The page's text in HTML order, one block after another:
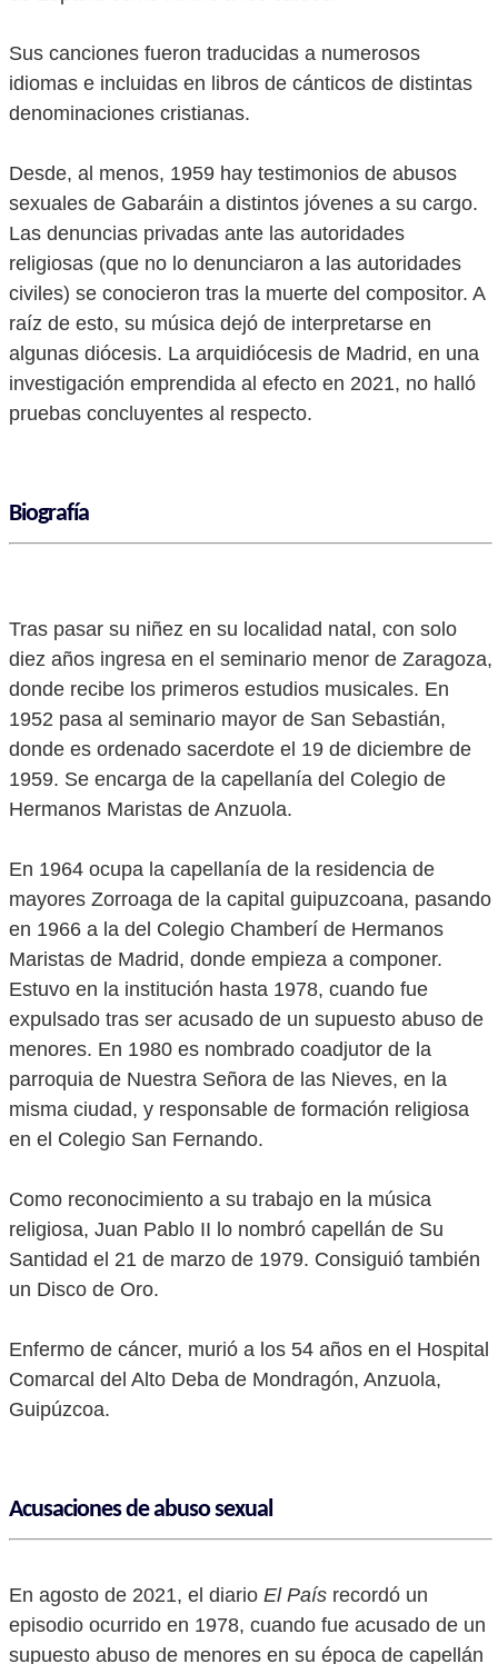
Sus canciones fueron traducidas a numerosos
idiomas e incluidas en libros de cánticos de distintas
denominaciones cristianas.
Desde, al menos, 1959 hay testimonios de abusos
sexuales de Gabaráin a distintos jóvenes a su cargo.
Las denuncias privadas ante las autoridades
religiosas (que no lo denunciaron a las autoridades
civiles) se conocieron tras la muerte del compositor. A
raíz de esto, su música dejó de interpretarse en
algunas diócesis. La arquidiócesis de Madrid, en una
investigación emprendida al efecto en 2021, no halló
pruebas concluyentes al respecto.
Biografía
Tras pasar su niñez en su localidad natal, con solo
diez años ingresa en el seminario menor de Zaragoza,
donde recibe los primeros estudios musicales. En
1952 pasa al seminario mayor de San Sebastián,
donde es ordenado sacerdote el 19 de diciembre de
1959. Se encarga de la capellanía del Colegio de
Hermanos Maristas de Anzuola.
En 1964 ocupa la capellanía de la residencia de
mayores Zorroaga de la capital guipuzcoana, pasando
en 1966 a la del Colegio Chamberí de Hermanos
Maristas de Madrid, donde empieza a componer.
Estuvo en la institución hasta 1978, cuando fue
expulsado tras ser acusado de un supuesto abuso de
menores. En 1980 es nombrado coadjutor de la
parroquia de Nuestra Señora de las Nieves, en la
misma ciudad, y responsable de formación religiosa
en el Colegio San Fernando.
Como reconocimiento a su trabajo en la música
religiosa, Juan Pablo II lo nombró capellán de Su
Santidad el 21 de marzo de 1979. Consiguió también
un Disco de Oro.
Enfermo de cáncer, murió a los 54 años en el Hospital
Comarcal del Alto Deba de Mondragón, Anzuola,
Guipúzcoa.
Acusaciones de abuso sexual
En agosto de 2021, el diario El País recordó un
episodio ocurrido en 1978, cuando fue acusado de un
supuesto abuso de menores en su época de capellán